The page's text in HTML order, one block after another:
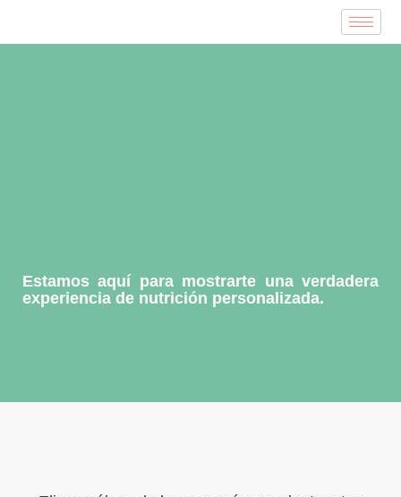
Estamos aquí para mostrarte una verdadera
experiencia de nutrición personalizada.